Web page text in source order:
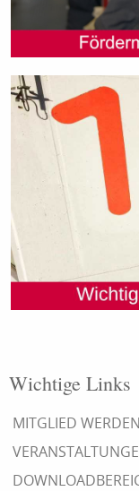
Wichtige Links
MITGLIED WERDEN